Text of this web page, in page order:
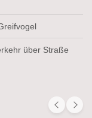
über Straße